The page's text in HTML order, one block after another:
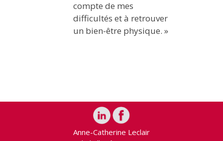
compte de mes
difficultés et à retrouver
un bien-être physique. »
Anne-Catherine Leclair